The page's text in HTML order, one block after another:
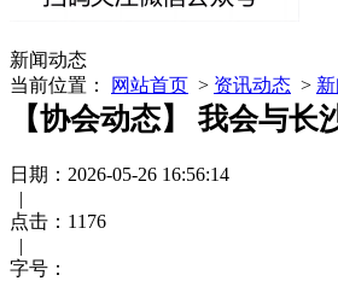
新闻动态
当前位置：
网站首页 > 资讯动态 >
【协会动态】 我会与
日期：2026-05-26 16:56:14
|
点击： 1176
|
字号：